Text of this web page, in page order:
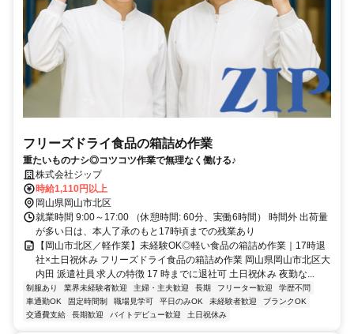
フリーズドライ食品の箱詰め作業
重たいものナシ◎コツコツ作業で無理なく働ける♪
株式会社ジップ
時給1,110円以上
岡山県岡山市北区
就業時間 9:00～17:00 （休憩時間: 60分、実働6時間） 時間外 出荷量
が多い日は、本人了承のもと17時頃までの残業あり
【岡山市北区／軽作業】未経験OK◎軽い食品の箱詰め作業｜17時退
社×土日祝休み フリーズドライ食品の箱詰め作業 岡山県岡山市北区大
内田 派遣社員 求人の特徴 17 時までに退社可 土日祝休み 夜勤な...
制服あり 業界未経験者歓迎 主婦・主夫歓迎 長期 フリーター歓迎
学歴不問
車通勤OK
固定時間制 職場見学可 平日のみOK 未経験者歓迎
ブランクOK
交通費支給
長期歓迎 バイトデビュー歓迎 土日祝休み